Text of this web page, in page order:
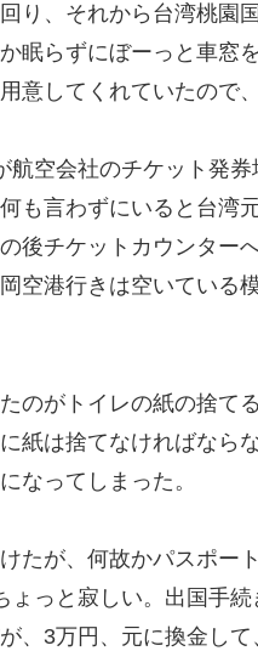
り、それから台湾桃園
眠らずにぼーっと車窓
意してくれていたので
空会社のチケット発
も言わずにいると台湾
後チケットカウンター
空港行きは空いている
のがトイレの紙の捨て
紙は捨てなければなら
なってしまった。
たが、何故かパスポー
っと寂しい。出国手
、3万円、元に換金し